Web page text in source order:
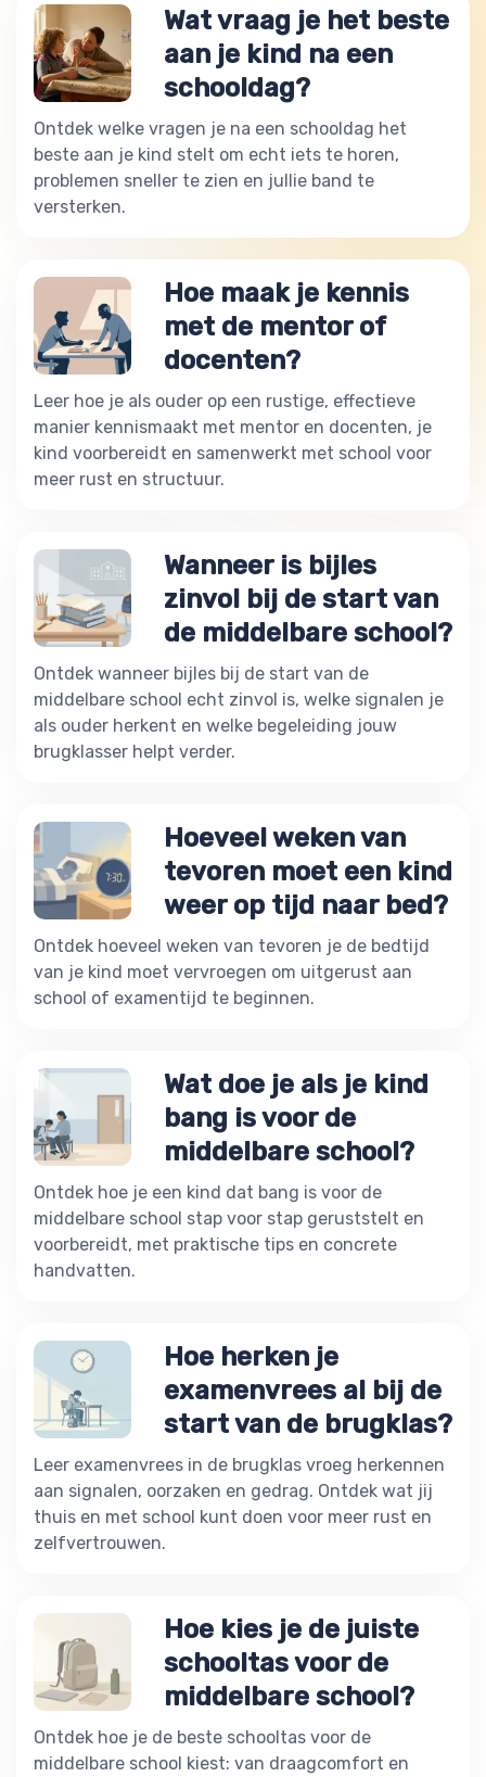
Wat vraag je het beste
aan je kind na een
schooldag?
Ontdek welke vragen je na een schooldag het
beste aan je kind stelt om echt iets te horen,
problemen sneller te zien en jullie band te
versterken.
Hoe maak je kennis
met de mentor of
docenten?
Leer hoe je als ouder op een rustige, effectieve
manier kennismaakt met mentor en docenten, je
kind voorbereidt en samenwerkt met school voor
meer rust en structuur.
Wanneer is bijles
zinvol bij de start van
de middelbare school?
Ontdek wanneer bijles bij de start van de
middelbare school echt zinvol is, welke signalen je
als ouder herkent en welke begeleiding jouw
brugklasser helpt verder.
Hoeveel weken van
tevoren moet een kind
weer op tijd naar bed?
Ontdek hoeveel weken van tevoren je de bedtijd
van je kind moet vervroegen om uitgerust aan
school of examentijd te beginnen.
Wat doe je als je kind
bang is voor de
middelbare school?
Ontdek hoe je een kind dat bang is voor de
middelbare school stap voor stap geruststelt en
voorbereidt, met praktische tips en concrete
handvatten.
Hoe herken je
examenvrees al bij de
start van de brugklas?
Leer examenvrees in de brugklas vroeg herkennen
aan signalen, oorzaken en gedrag. Ontdek wat jij
thuis en met school kunt doen voor meer rust en
zelfvertrouwen.
Hoe kies je de juiste
schooltas voor de
middelbare school?
Ontdek hoe je de beste schooltas voor de
middelbare school kiest: van draagcomfort en